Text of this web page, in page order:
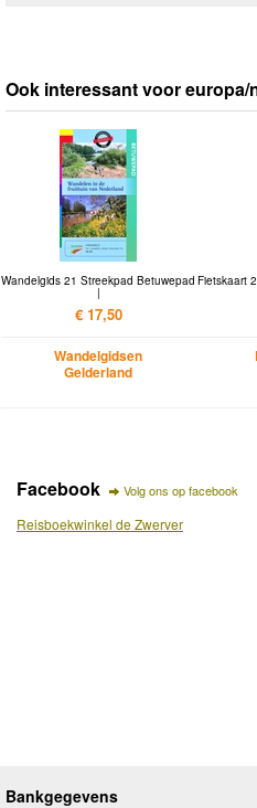
Ook interessant voor
Wandelgids 21 Streekpad Betuwepad
|
€ 17,50
Wandelgidsen
Gelderland
Fietskaart
Facebook Volg ons op facebook
Reisboekwinkel de Zwerver
Bankgegevens